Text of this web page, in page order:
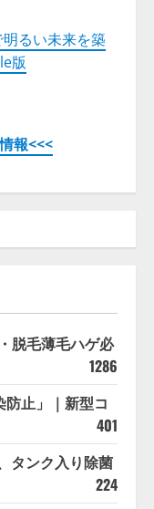
るい未来を築
版
報<<<
脱毛薄毛ハゲ必
1286
防止」｜新型コ
401
タンク入り除菌
224